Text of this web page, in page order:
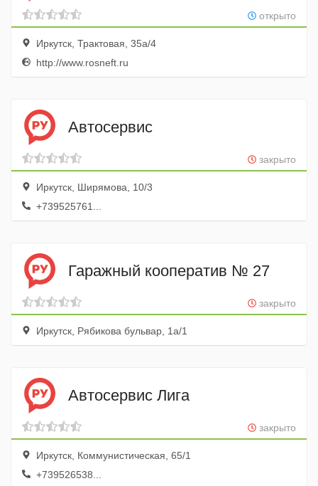
открыто
Иркутск, Трактовая, 35а/4
http://www.rosneft.ru
Автосервис
закрыто
Иркутск, Ширямова, 10/3
+739525761...
Гаражный кооператив № 27
закрыто
Иркутск, Рябикова бульвар, 1а/1
Автосервис Лига
закрыто
Иркутск, Коммунистическая, 65/1
+739526538...